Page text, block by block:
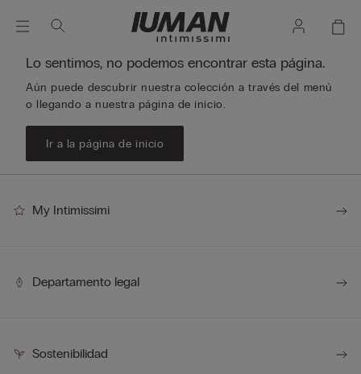
Lo sentimos, no podemos encontrar esta página.
Aún puede descubrir nuestra colección a través del menú
o llegando a nuestra página de inicio.
Ir a la página de inicio
My Intimissimi
Departamento legal
Sostenibilidad